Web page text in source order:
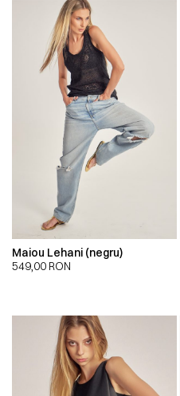
Maiou Lehani (negru)
549,00 RON